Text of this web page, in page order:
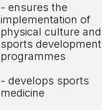
- ensures the
implementation of
physical culture and
sports development
programmes
- develops sports
medicine